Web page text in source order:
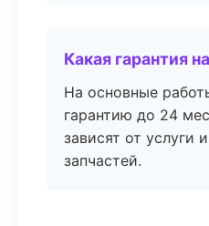
Какая гарантия
На основные
гарантию до 24
зависят от услуги
запчастей.